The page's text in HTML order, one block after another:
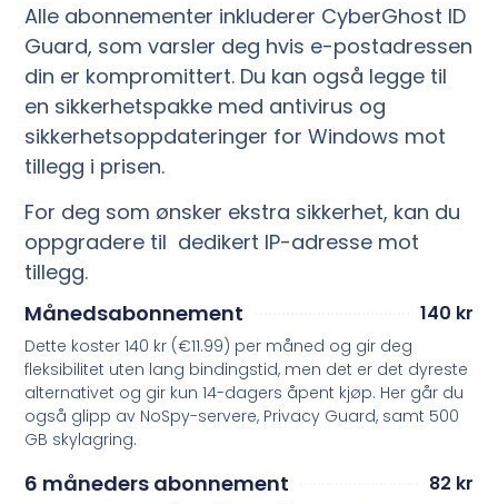
Alle abonnementer inkluderer CyberGhost ID
Guard, som varsler deg hvis e-postadressen
din er kompromittert. Du kan også legge til
en sikkerhetspakke med antivirus og
sikkerhetsoppdateringer for Windows mot
tillegg i prisen.
For deg som ønsker ekstra sikkerhet, kan du
oppgradere til dedikert IP-adresse mot
tillegg.
Månedsabonnement
140 kr
Dette koster 140 kr (€11.99) per måned og gir deg
fleksibilitet uten lang bindingstid, men det er det dyreste
alternativet og gir kun 14-dagers åpent kjøp. Her går du
også glipp av NoSpy-servere, Privacy Guard, samt 500
GB skylagring.
6 måneders abonnement 82 kr